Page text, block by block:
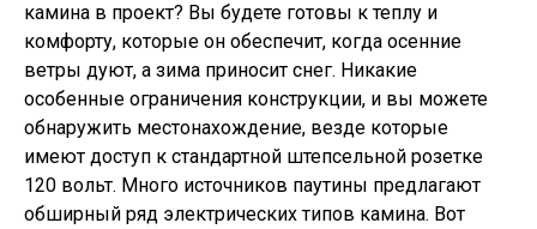
камина в проект? Вы будете готовы к теплу и
комфорту, которые он обеспечит, когда осенние
ветры дуют, а зима приносит снег. Никакие
особенные ограничения конструкции, и вы можете
обнаружить местонахождение, везде которые
имеют доступ к стандартной штепсельной розетке
120 вольт. Много источников паутины предлагают
обширный ряд электрических типов камина. Вот